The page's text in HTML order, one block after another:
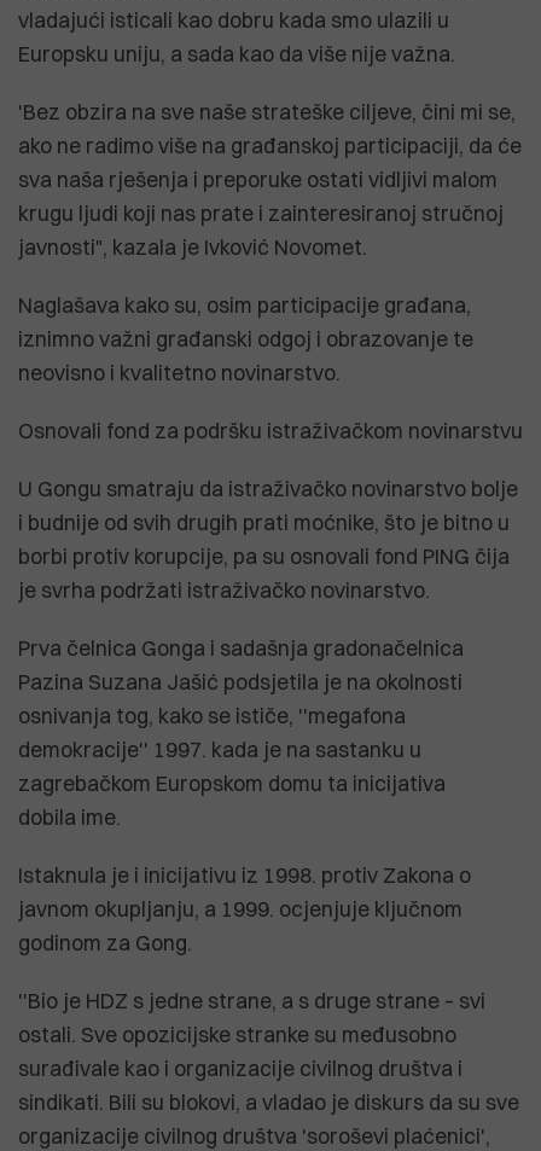
vladajući isticali kao dobru kada smo ulazili u
Europsku uniju, a sada kao da više nije važna.
'Bez obzira na sve naše strateške ciljeve, čini mi se,
ako ne radimo više na građanskoj participaciji, da će
sva naša rješenja i preporuke ostati vidljivi malom
krugu ljudi koji nas prate i zainteresiranoj stručnoj
javnosti", kazala je Ivković Novomet.
Naglašava kako su, osim participacije građana,
iznimno važni građanski odgoj i obrazovanje te
neovisno i kvalitetno novinarstvo.
Osnovali fond za podršku istraživačkom novinarstvu
U Gongu smatraju da istraživačko novinarstvo bolje
i budnije od svih drugih prati moćnike, što je bitno u
borbi protiv korupcije, pa su osnovali fond PING čija
je svrha podržati istraživačko novinarstvo.
Prva čelnica Gonga i sadašnja gradonačelnica
Pazina Suzana Jašić podsjetila je na okolnosti
osnivanja tog, kako se ističe, ''megafona
demokracije'' 1997. kada je na sastanku u
zagrebačkom Europskom domu ta inicijativa
dobila ime.
Istaknula je i inicijativu iz 1998. protiv Zakona o
javnom okupljanju, a 1999. ocjenjuje ključnom
godinom za Gong.
''Bio je HDZ s jedne strane, a s druge strane – svi
ostali. Sve opozicijske stranke su međusobno
surađivale kao i organizacije civilnog društva i
sindikati. Bili su blokovi, a vladao je diskurs da su sve
organizacije civilnog društva 'soroševi plaćenici',